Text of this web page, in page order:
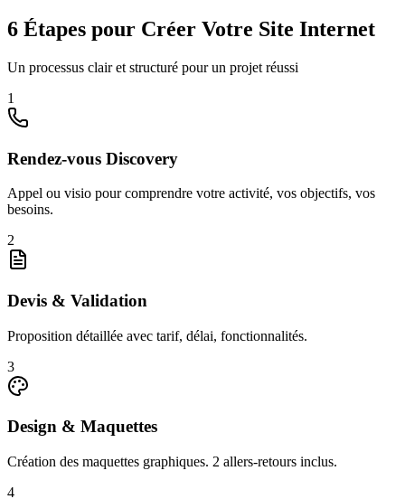
6 Étapes pour Créer Votre Site Internet
Un processus clair et structuré pour un projet réussi
1
Rendez-vous Discovery
Appel ou visio pour comprendre votre activité, vos objectifs, vos
besoins.
2
Devis & Validation
Proposition détaillée avec tarif, délai, fonctionnalités.
3
Design & Maquettes
Création des maquettes graphiques. 2 allers-retours inclus.
4